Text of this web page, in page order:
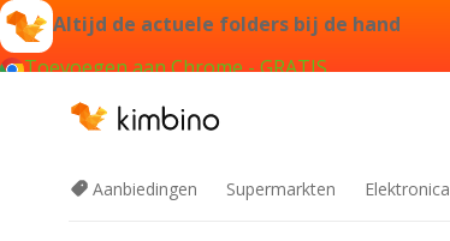
Altijd de actuele folders bij de hand
Toevoegen aan Chrome - GRATIS
Aanbiedingen Supermarkten Elektronica